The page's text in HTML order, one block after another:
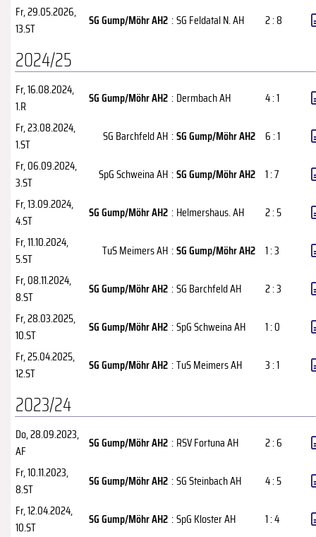
Fr, 29.05.2026,
13.ST
SG Gump/Möhr AH2 :SG Feldatal N. AH 2 : 8
2024/25
Fr, 16.08.2024,
1.R
SG Gump/Möhr AH2 : Dermbach AH
4 : 1
Fr, 23.08.2024,
1.ST
SG Barchfeld AH :SG Gump/Möhr AH2 6 : 1
Fr, 06.09.2024,
3.ST
SpG Schweina AH :SG Gump/Möhr AH2 1 : 7
Fr, 13.09.2024,
4.ST
SG Gump/Möhr AH2 : Helmershaus. AH
2 : 5
Fr, 11.10.2024,
5.ST
TuS Meimers AH :SG Gump/Möhr AH2 1 : 3
Fr, 08.11.2024,
8.ST
SG Gump/Möhr AH2 :SG Barchfeld AH
2 : 3
Fr, 28.03.2025,
10.ST
SG Gump/Möhr AH2 :SpG Schweina AH
1 : 0
Fr, 25.04.2025,
12.ST
SG Gump/Möhr AH2 :TuS Meimers AH 3 : 1
2023/24
Do, 28.09.2023,
AF
SG Gump/Möhr AH2 : RSV Fortuna AH
2 : 6
Fr, 10.11.2023,
8.ST
SG Gump/Möhr AH2 :SG Steinbach AH
4 : 5
Fr, 12.04.2024,
10.ST
SG Gump/Möhr AH2 :SpG Kloster AH 1 : 4